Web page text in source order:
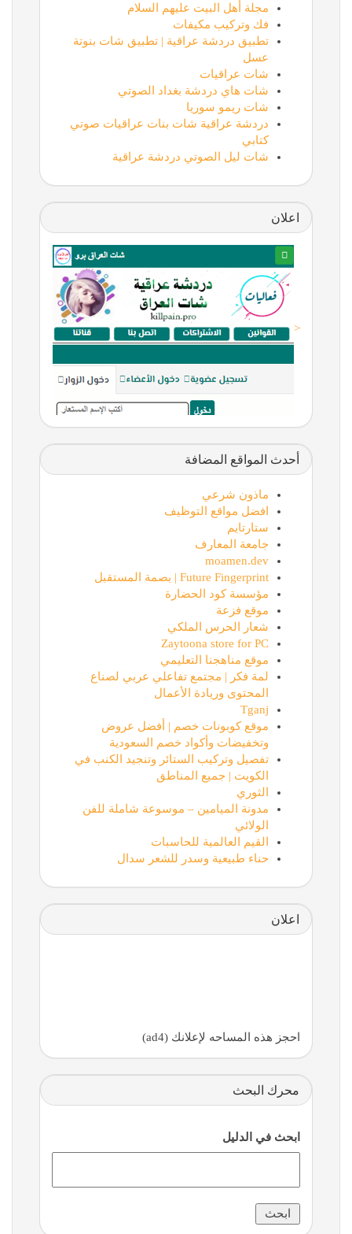
مجلة أهل البيت عليهم السلام
فك وتركيب مكيفات
تطبيق دردشة عراقية | تطبيق شات بنوتة
عسل
شات عراقيات
شات هاي دردشة بغداد الصوتي
شات ريمو سوريا
دردشة عراقية شات بنات عراقيات صوتي
كتابي
شات ليل الصوتي دردشة عراقية
اعلان
<
أحدث المواقع المضافة
ماذون شرعي
افضل مواقع التوظيف
ستارتايم
جامعة المعارف
moamen.dev
Future Fingerprint | بصمة المستقبل
مؤسسة كود الحضارة
موقع فزعة
شعار الحرس الملكي
Zaytoona store for PC
موقع مناهجنا التعليمي
لمة فكر | مجتمع تفاعلي عربي لصناع
المحتوى وريادة الأعمال
Tganj
موقع كوبونات خصم | أفضل عروض
وتخفيضات وأكواد خصم السعودية
تفصيل وتركيب الستائر وتنجيد الكنب في
الكويت | جميع المناطق
الثوري
مدونة الميامين – موسوعة شاملة للفن
الولائي
القيم العالمية للحاسبات
حناء طبيعية وسدر للشعر سدال
اعلان
احجز هذه المساحه لإعلانك (ad4)
محرك البحث
ابحث في الدليل